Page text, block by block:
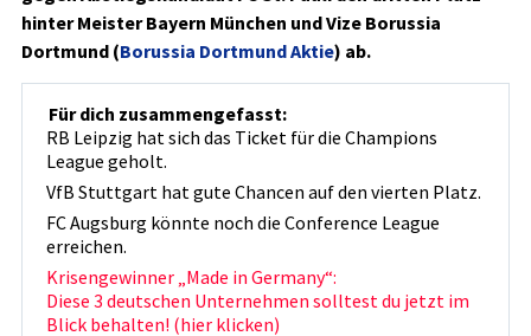
hinter Meister Bayern München und Vize Borussia
Dortmund (Borussia Dortmund Aktie) ab.
Für dich zusammengefasst:
RB Leipzig hat sich das Ticket für die Champions
League geholt.
VfB Stuttgart hat gute Chancen auf den vierten Platz.
FC Augsburg könnte noch die Conference League
erreichen.
Krisengewinner „Made in Germany“:
Diese 3 deutschen Unternehmen solltest du jetzt im
Blick behalten! (hier klicken)